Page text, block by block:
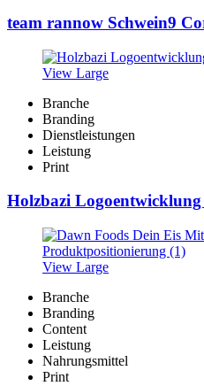
team rannow Schwein9
View Large
Branche
Branding
Dienstleistungen
Leistung
Print
Holzbazi
View Large
Branche
Branding
Content
Leistung
Nahrungsmittel
Print